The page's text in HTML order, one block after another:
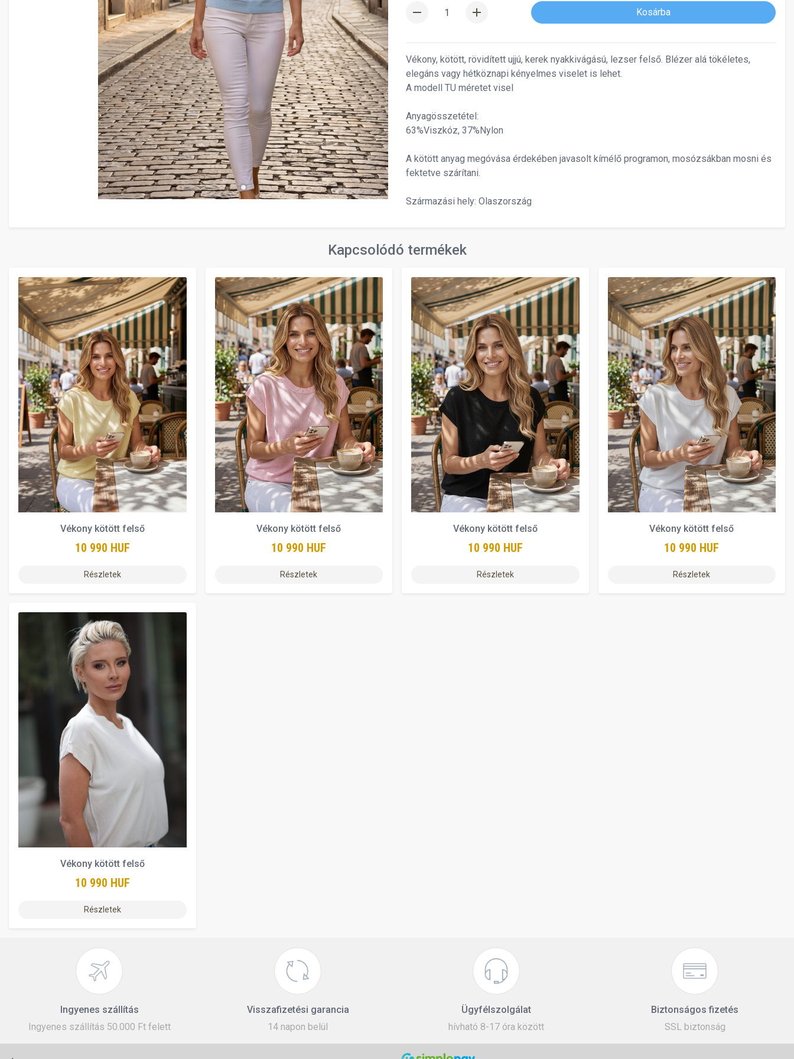
remove add Kosárba
Vékony, kötött, rövidített ujjú, kerek nyakkivágású, lezser felső. Blézer alá tökéletes,
elegáns vagy hétköznapi kényelmes viselet is lehet.
A modell TU méretet visel
Anyagösszetétel:
63%Viszkóz, 37%Nylon
A kötött anyag megóvása érdekében javasolt kímélő programon, mosózsákban mosni és
fektetve szárítani.
Származási hely: Olaszország
Kapcsolódó termékek
Vékony kötött felső
10 990 HUF
Részletek
Vékony kötött felső
10 990 HUF
Részletek
Vékony kötött felső
10 990 HUF
Részletek
Vékony kötött felső
10 990 HUF
Részletek
Vékony kötött felső
10 990 HUF
Részletek
Ingyenes szállítás
Ingyenes szállítás 50.000 Ft felett
Visszafizetési garancia
14 napon belül
Ügyfélszolgálat
hívható 8-17 óra között
Biztonságos fizetés
SSL biztonság